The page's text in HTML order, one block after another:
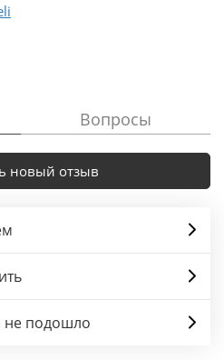
Вопросы
новый отзыв
не подошло